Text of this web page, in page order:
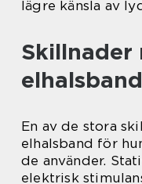
lägre känsla av
Skillnader
En av de stora
elhalsband för
de använder.
elektrisk